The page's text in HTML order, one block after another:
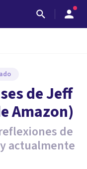
de Jeff
Amazon)
de
actualmente